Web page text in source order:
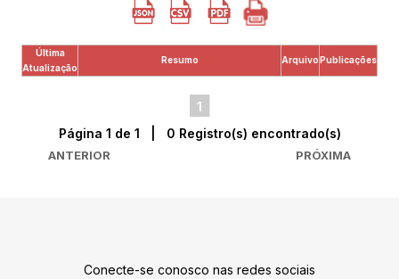
Última
Atualização
Resumo ArquivoPublicações
1
ANTERIOR
Página 1 de 1 | 0 Registro(s) encontrado(s)
PRÓXIMA
Conecte-se conosco nas redes sociais